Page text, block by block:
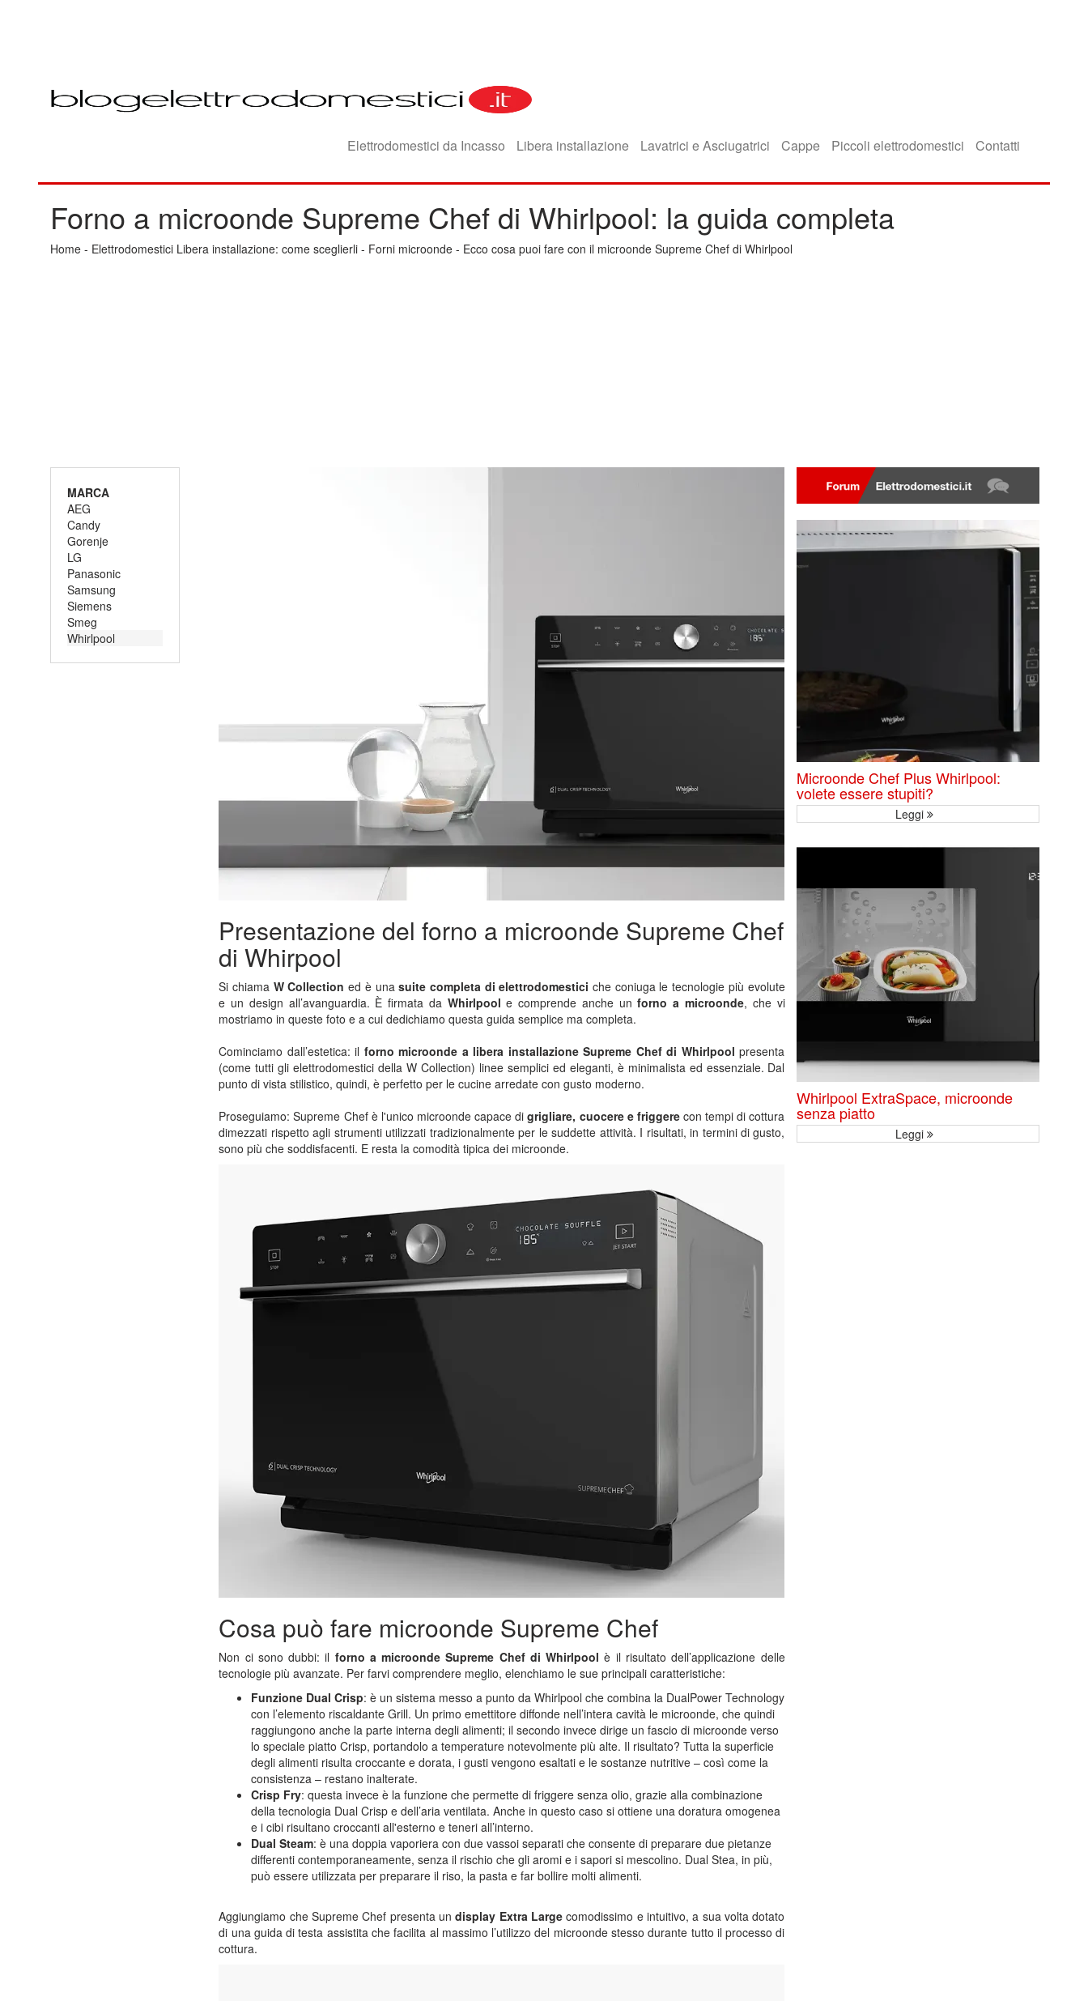
Elettrodomestici da Incasso Libera installazione Lavatrici e Asciugatrici Cappe Piccoli elettrodomestici Contatti
Forno a microonde Supreme Chef di Whirlpool: la guida completa
Home - Elettrodomestici Libera installazione: come sceglierli - Forni microonde - Ecco cosa puoi fare con il microonde Supreme Chef di Whirlpool
MARCA
AEG
Candy
Gorenje
LG
Panasonic
Samsung
Siemens
Smeg
Whirlpool
Presentazione del forno a microonde Supreme Chef
di Whirpool
Si chiama W Collection ed è unasuite completa di elettrodomestici che coniuga le tecnologie più evolute
e un design all’avanguardia. È firmata da Whirlpool e comprende anche unforno a microonde, che vi
mostriamo in queste foto e a cui dedichiamo questa guida semplice ma completa.
Cominciamo dall’estetica: il forno microonde a libera installazione Supreme Chef di Whirlpool presenta
(come tutti gli elettrodomestici della W Collection) linee semplici ed eleganti, è minimalista ed essenziale. Dal
punto di vista stilistico, quindi, è perfetto per le cucine arredate con gusto moderno.
Proseguiamo: Supreme Chef è l'unico microonde capace digrigliare, cuocere e friggerecon tempi di cottura
dimezzati rispetto agli strumenti utilizzati tradizionalmente per le suddette attività. I risultati, in termini di gusto,
sono più che soddisfacenti. E resta la comodità tipica dei microonde.
Cosa può fare microonde Supreme Chef
Non ci sono dubbi: il forno a microonde Supreme Chef di Whirlpool è il risultato dell’applicazione delle
tecnologie più avanzate. Per farvi comprendere meglio, elenchiamo le sue principali caratteristiche:
Funzione Dual Crisp: è un sistema messo a punto da Whirlpool che combina la DualPower Technology
con l’elemento riscaldante Grill. Un primo emettitore diffonde nell’intera cavità le microonde, che quindi
raggiungono anche la parte interna degli alimenti; il secondo invece dirige un fascio di microonde verso
lo speciale piatto Crisp, portandolo a temperature notevolmente più alte. Il risultato? Tutta la superficie
degli alimenti risulta croccante e dorata, i gusti vengono esaltati e le sostanze nutritive – così come la
consistenza – restano inalterate.
Crisp Fry: questa invece è la funzione che permette di friggere senza olio, grazie alla combinazione
della tecnologia Dual Crisp e dell’aria ventilata. Anche in questo caso si ottiene una doratura omogenea
e i cibi risultano croccanti all'esterno e teneri all’interno.
Dual Steam: è una doppia vaporiera con due vassoi separati che consente di preparare due pietanze
differenti contemporaneamente, senza il rischio che gli aromi e i sapori si mescolino. Dual Stea, in più,
può essere utilizzata per preparare il riso, la pasta e far bollire molti alimenti.
Aggiungiamo che Supreme Chef presenta undisplay Extra Large comodissimo e intuitivo, a sua volta dotato
di una guida di testa assistita che facilita al massimo l’utilizzo del microonde stesso durante tutto il processo di
cottura.
Microonde Chef Plus Whirlpool:
volete essere stupiti?
Leggi
Whirlpool ExtraSpace, microonde
senza piatto
Leggi